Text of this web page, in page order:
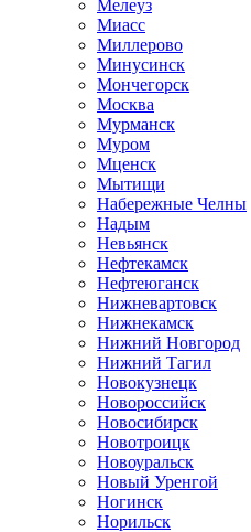
Мелеуз
Миасс
Миллерово
Минусинск
Мончегорск
Москва
Мурманск
Муром
Мценск
Мытищи
Набережные Челны
Надым
Невьянск
Нефтекамск
Нефтеюганск
Нижневартовск
Нижнекамск
Нижний Новгород
Нижний Тагил
Новокузнецк
Новороссийск
Новосибирск
Новотроицк
Новоуральск
Новый Уренгой
Ногинск
Норильск